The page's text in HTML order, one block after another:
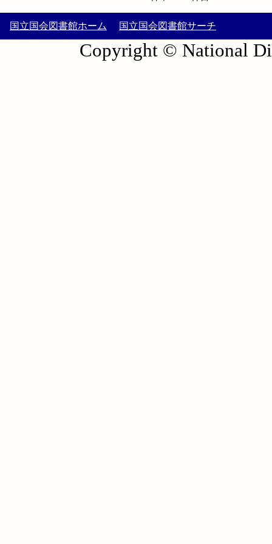
国立国会図書館ホーム 国立国会図書館サーチ
Copyright © National